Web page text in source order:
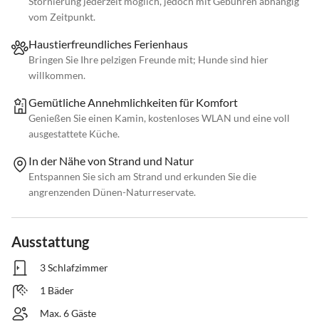
vom Zeitpunkt.
Haustierfreundliches Ferienhaus
Bringen Sie Ihre pelzigen Freunde mit; Hunde sind hier
willkommen.
Gemütliche Annehmlichkeiten für Komfort
Genießen Sie einen Kamin, kostenloses WLAN und eine voll
ausgestattete Küche.
In der Nähe von Strand und Natur
Entspannen Sie sich am Strand und erkunden Sie die
angrenzenden Dünen-Naturreservate.
Ausstattung
3 Schlafzimmer
1 Bäder
Max. 6 Gäste